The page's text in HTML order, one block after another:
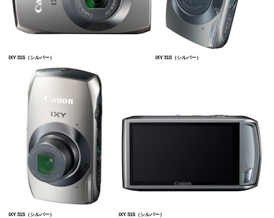
IXY 31S（シルバー） IXY 31S（シルバー）
IXY 31S（シルバー） IXY 31S（シルバー）